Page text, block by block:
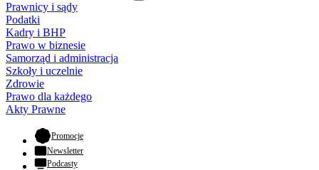
Prawnicy i sądy
Podatki
Kadry i BHP
Prawo w biznesie
Samorząd i administracja
Szkoły i uczelnie
Zdrowie
Prawo dla każdego
Akty Prawne
Promocje- otwiera się w nowej karcie
Newsletter
Podcasty